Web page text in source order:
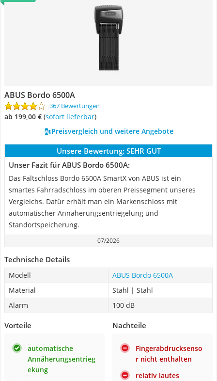
ABUS Bordo 6500A
367 Bewertungen
ab 199,00 € ( Sofort lieferbar)
Preisvergleich und weitere Angebote
Unsere Bewertung: SEHR GUT
Unser Fazit für ABUS Bordo 6500A:
Das Faltschloss Bordo 6500A SmartX von ABUS ist ein
smartes Fahrradschloss im oberen Preissegment unseres
Vergleichs. Dafür erhält man ein Markenschloss mit
automatischer Annäherungsentriegelung und
Standortspeicherung.
07/2026
Technische Details
Modell
ABUS Bordo 6500A
Material
Stahl | Stahl
Alarm
100 dB
Vorteile
automatische
Annäherungsentrieg
ekung
Nachteile
Fingerabdrucksenso
r nicht enthalten
relativ lautes